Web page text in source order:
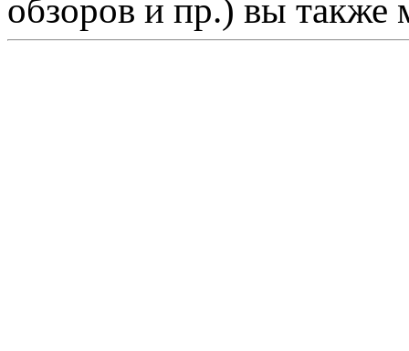
обзоров и пр.) вы также